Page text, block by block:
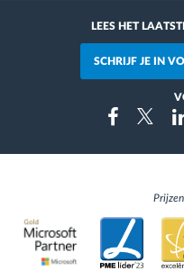
LEES HET
SCHRIJF JE IN
FacebookTwitter